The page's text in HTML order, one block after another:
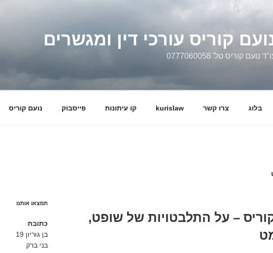
קוריס עורכי דין ומגשרים
נועם קוריס טל' 0777060058
בלוג צרו קשר kurislaw קו עיתונות פייסבוק נועם קוריס
– על התלבטויות של שופט,
תמצאו אותנו
כתובת
בן גוריון 19
בני ברק